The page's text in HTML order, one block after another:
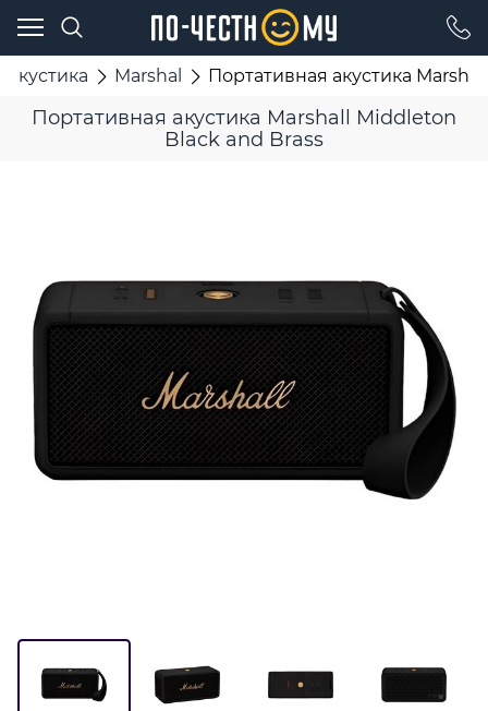
Marshal Портативная акустика
Портативная акустика Marshall Middleton
Black and Brass